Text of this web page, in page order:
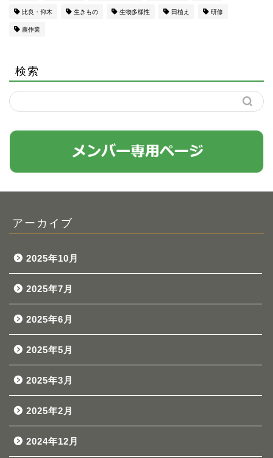
比良・仰木 生きもの 生物多様性 田植え 研修
農作業
検索
アーカイブ
2025年10月
2025年7月
2025年6月
2025年5月
2025年3月
2025年2月
2024年12月